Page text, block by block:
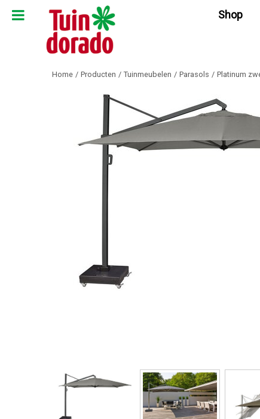
naar
Home Producten Tuinmeubelen Parasols Platinum
Shop